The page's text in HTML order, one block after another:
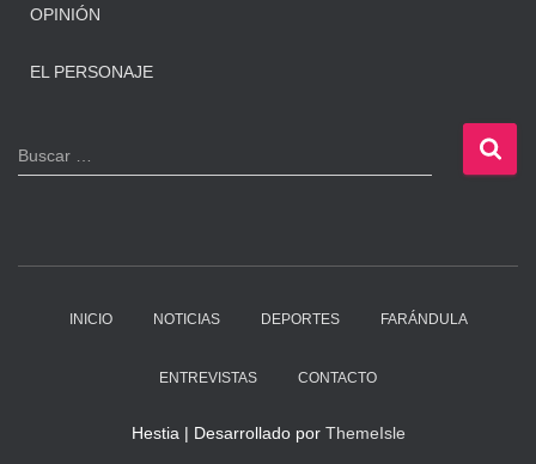
OPINIÓN
EL PERSONAJE
B
u
Buscar …
INICIO NOTICIAS DEPORTES FARÁNDULA
ENTREVISTAS CONTACTO
Hestia | Desarrollado por ThemeIsle